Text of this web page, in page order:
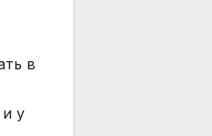
в
у